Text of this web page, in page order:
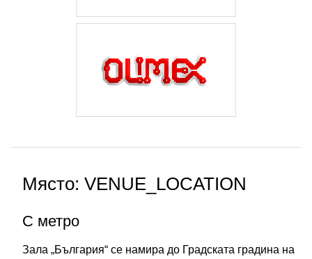
Място: VENUE_LOCATION
С метро
Зала „България“ се намира до Градската градина на